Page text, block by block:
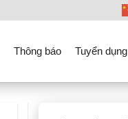
Thông báo Tuyển dụng